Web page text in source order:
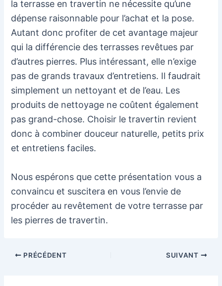
la terrasse en travertin ne nécessite qu’une
dépense raisonnable pour l’achat et la pose.
Autant donc profiter de cet avantage majeur
qui la différencie des terrasses revêtues par
d’autres pierres. Plus intéressant, elle n’exige
pas de grands travaux d’entretiens. Il faudrait
simplement un nettoyant et de l’eau. Les
produits de nettoyage ne coûtent également
pas grand-chose. Choisir le travertin revient
donc à combiner douceur naturelle, petits prix
et entretiens faciles.
Nous espérons que cette présentation vous a
convaincu et suscitera en vous l’envie de
procéder au revêtement de votre terrasse par
les pierres de travertin.
NavigationPRÉCÉDENT SUIVANT